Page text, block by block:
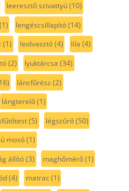
leeresztő szivattyú(10)
(1) lengéscsillapító(14)
(1) leolvasztó(4) lila (4)
(2) lyuktárcsa (34)
láncfűrész (2)
lángterelő(1)
(5) légszűrő(50)
mosó(1)
állító(3) maghőmérő(1)
(4) matrac(1)